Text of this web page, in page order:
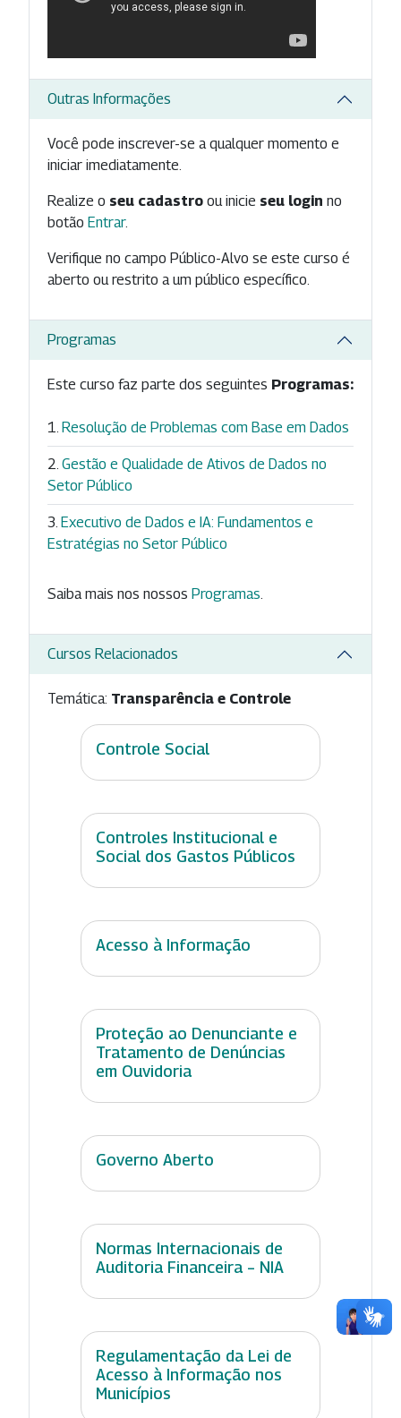
Outras Informações
Você pode inscrever-se a qualquer momento e
iniciar imediatamente.
Realize o seu cadastro ou inicie seu login no
botão Entrar.
Verifique no campo Público-Alvo se este curso é
aberto ou restrito a um público específico.
Programas
Este curso faz parte dos seguintes Programas:
Resolução de Problemas com Base em Dados
Gestão e Qualidade de Ativos de Dados no
Setor Público
Executivo de Dados e IA: Fundamentos e
Estratégias no Setor Público
Saiba mais nos nossos Programas
Cursos Relacionados
Temática: Transparência e Controle
Controle Social
Controles Institucional e
Social dos Gastos Públicos
Acesso à Informação
Proteção ao Denunciante e
Tratamento de Denúncias
em Ouvidoria
Governo Aberto
Normas Internacionais de
Auditoria Financeira – NIA
Regulamentação da Lei de
Acesso à Informação nos
Municípios